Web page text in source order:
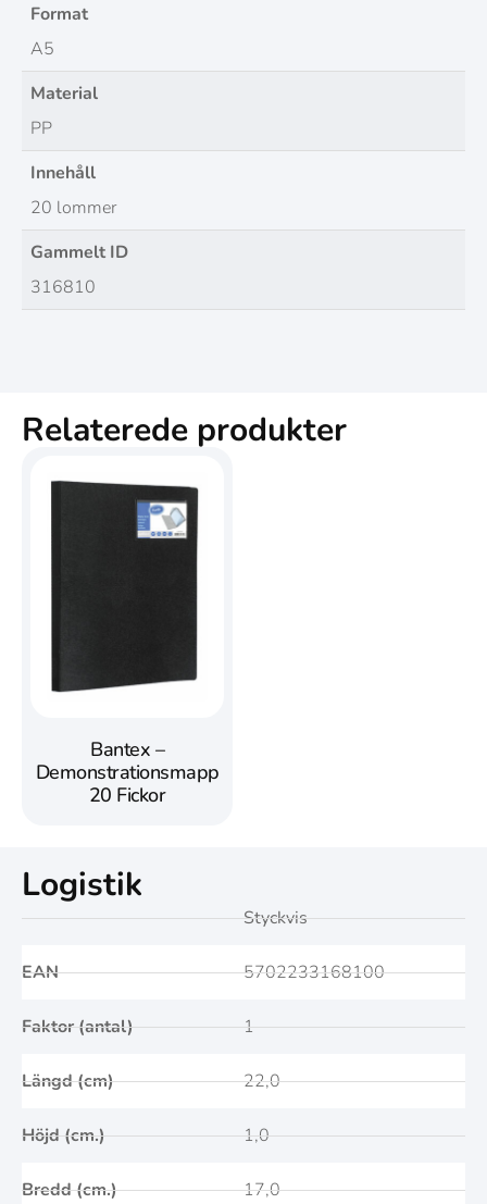
Format
A5
Material
PP
Innehåll
20 lommer
Gammelt ID
316810
Relaterede produkter
Bantex –
Demonstrationsmapp
20 Fickor
Logistik
EAN
Faktor (antal)
Längd (cm)
Höjd (cm.)
Bredd (cm.)
Styckvis
5702233168100
1
22,0
1,0
17,0